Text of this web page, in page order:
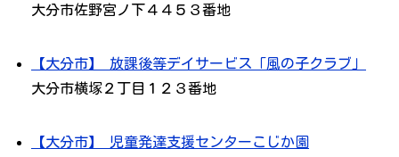
大分市佐野宮ノ下４４５３番地
【大分市】 放課後等デイサービス「風の子クラブ」
大分市横塚２丁目１２３番地
【大分市】 児童発達支援センターこじか園